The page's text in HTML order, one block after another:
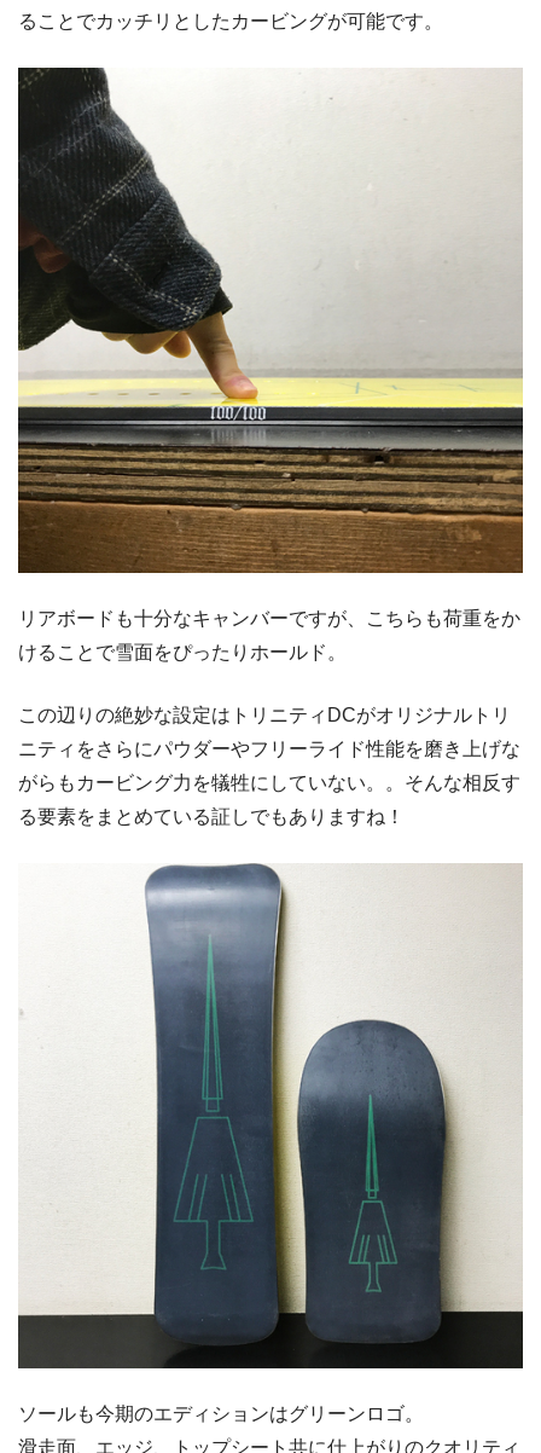
ることでカッチリとしたカービングが可能です。
リアボードも十分なキャンバーですが、こちらも荷重をか
けることで雪面をぴったりホールド。
この辺りの絶妙な設定はトリニティDCがオリジナルトリ
ニティをさらにパウダーやフリーライド性能を磨き上げな
がらもカービング力を犠牲にしていない。。そんな相反す
る要素をまとめている証しでもありますね！
ソールも今期のエディションはグリーンロゴ。
滑走面、エッジ、トップシート共に仕上がりのクオリティ